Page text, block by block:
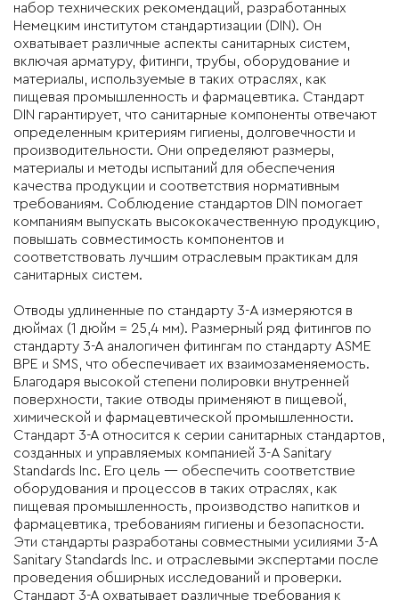
набор технических рекомендаций, разработанных
Немецким институтом стандартизации (DIN). Он
охватывает различные аспекты санитарных систем,
включая арматуру, фитинги, трубы, оборудование и
материалы, используемые в таких отраслях, как
пищевая промышленность и фармацевтика. Стандарт
DIN гарантирует, что санитарные компоненты отвечают
определенным критериям гигиены, долговечности и
производительности. Они определяют размеры,
материалы и методы испытаний для обеспечения
качества продукции и соответствия нормативным
требованиям. Соблюдение стандартов DIN помогает
компаниям выпускать высококачественную продукцию,
повышать совместимость компонентов и
соответствовать лучшим отраслевым практикам для
санитарных систем.
Отводы удлиненные по стандарту 3-A измеряются в
дюймах (1 дюйм = 25,4 мм). Размерный ряд фитингов по
стандарту 3-А аналогичен фитингам по стандарту ASME
BPE и SMS, что обеспечивает их взаимозаменяемость.
Благодаря высокой степени полировки внутренней
поверхности, такие отводы применяют в пищевой,
химической и фармацевтической промышленности.
Стандарт 3-А относится к серии санитарных стандартов,
созданных и управляемых компанией 3-A Sanitary
Standards Inc. Его цель — обеспечить соответствие
оборудования и процессов в таких отраслях, как
пищевая промышленность, производство напитков и
фармацевтика, требованиям гигиены и безопасности.
Эти стандарты разработаны совместными усилиями 3-A
Sanitary Standards Inc. и отраслевыми экспертами после
проведения обширных исследований и проверки.
Стандарт 3-А охватывает различные требования к